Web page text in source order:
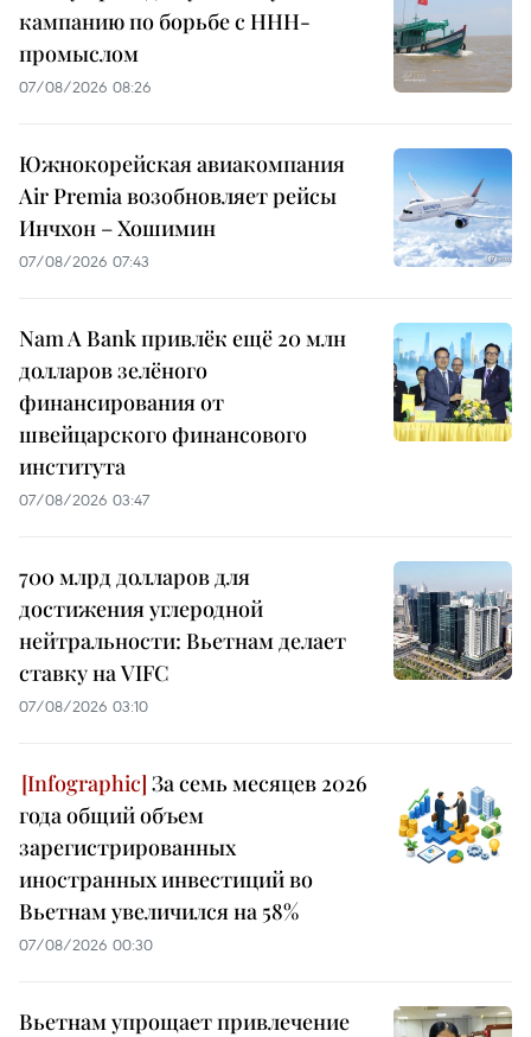
кампанию по борьбе с ННН-
промыслом
07/08/2026 08:26
Южнокорейская авиакомпания
Air Premia возобновляет рейсы
Инчхон – Хошимин
07/08/2026 07:43
Nam A Bank привлёк ещё 20 млн
долларов зелёного
финансирования от
швейцарского финансового
института
07/08/2026 03:47
700 млрд долларов для
достижения углеродной
нейтральности: Вьетнам делает
ставку на VIFC
07/08/2026 03:10
За семь месяцев 2026
года общий объем
зарегистрированных
иностранных инвестиций во
Вьетнам увеличился на 58%
07/08/2026 00:30
Вьетнам упрощает привлечение